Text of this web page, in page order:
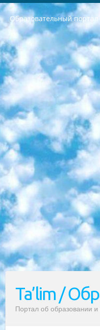
Образовательный портал
РЕСПУБЛИКА УЗБЕКИСТАН МИНИСТРЕРСТВО ДОШКОЛЬНОГО И ШКОЛЬНОГО ОБРАЗОВАНИЯ КОМАНДА в общеобразовательных учреждениях в 2023-2024 учебном году организация и проведение итоговой государственной аттестации обучающихся о Министра дошкольного и школьного образования Республики Узбекистан от 4 марта 2008 года (постановлением Минюста от 20 марта 2008 года № 1778 государственной регистрации) «Итоговое состояние учащихся общего среднего образования на основании положения об утверждении положения об аттестации общего среднего образования выпускной экзамен студентов в образовательных учреждениях в 2023-2024 учебном году В целях организации и прохождения аттестации приказываю: 1. Следующее: перечень предметов, по которым будет проводиться итоговая государственная аттестация и экзамен формы перевода согласно приложению 1; сертификаты международного образца, оценивающие уровень владения иностранными языками перечень согласно приложению 2; 2. Педагогический при специализированных образовательных учреждениях. научно-практический центр квалификации и международной оценки (Д.Давидова) 2024 г. До 25 марта: задания по предметам, по которым будет проводиться итоговая аттестация разработка и утверждение технических условий; итоговая аттестация на основании разработанного предметного задания разработка вопросов по предметам (устно и письменно), экзамен передача; общеобразовательные средние школы и специальные учебные заведения учащиеся выпускных классов школ и интернатов в агентской системе подготовка базы данных экзаменационных материалов и критериев оценки; перевод базы экзаменационных материалов на все языки обучения подать в Республиканский образовательный центр для изготовления; варианты экзаменов на основе разработанных контрольных материалов пусть будут поставлены задачи формирования. 3. Республиканский образовательный центр (Ш.Худайкулов) до 5 апреля 2024 года. до: база данных предоставленных экзаменационных материалов на все языки обучения перевод и экспертиза; для слепых, слабовидящих, глухих, слабослышащих и умственно отсталых детей учащиеся выпускных классов специализированных школ и школ-интернатов база данных экзаменационных материалов на всех преподаваемых языках подготовка критериев оценки; специализированные школы для умственно отсталых детей и технологии для учащихся выпускных классов школ-интернатов разработка соответствующих рекомендаций и критериев проведения ЕГЭ по естествознанию давать задания. 4. Педагогический при специализированных образовательных учреждениях. Научно-практический центр навыков и международной оценки (Д.Давидова), Республика образовательный центр (Худайкулов Ш.) итоговый государственный аттестационный экзамен ориентирован на творческое и логическое мышление при подготовке базы материалов учитывать введение заданий. 5. Следует отметить, что: сертификат государственного образца о знании общеобразовательного предмета и как минимум национальный уровень B1 по предметам на иностранных языках, указанным в Приложении 2. или международно признанный сертификат эквивалентного уровня студенты, изучающие определенный предмет, освобождаются от экзамена; по соответствующим предметам запланирована итоговая государственная аттестация за день до дня, путем жеребьевки Рабочей группой (в письменной форме по предметам, проводимым в форме) из числа сформированных вариантов выбрано 2 варианта; 2 выбранных варианта экзамена анонсированы на официальном сайте министерства и все выпускники по всей стране на основе этих вариантов проводит итоговую государственную аттестацию. 6. Государственное образование учащихся средних общеобразовательных учреждений. знания в соответствии с квалификационными требованиями, которые необходимо приобрести на основании стандартов итоговый (выпускной) контроль для 9 и 11 классов в целях тестирования Экзамены (далее – экзамены) состоят из предметов, перечисленных в приложении 1. будет сделано. 7. Экзамены пройдут с 26 мая по 15 июня 2024 г. (кроме науки физического воспитания). 8. Физическая для учащихся 9 классов общесредних образовательных учреждений. Экзамены по предмету «Образование, квалификация медицина» 1-6 мая 2024 года. сотрудники перевести под присмотр (с отклонениями в физическом или умственном развитии) специализированная школа для детей, школы-интернаты и со сколиозом школы-интернаты санаторного типа для больных детей исключены). 9. Он был слепым, слабовидящим и имел нарушения опорно-двигательного аппарата. экзамены в специализированных школах и интернатах для детей должны проводиться исходя из требований, предъявляемых к общеобразовательным учреждениям (физкультура кроме науки). 10. Специализированная школа для глухих и слабослышащих детей. и экзамены в интернатах и быть реализован в виде письменного теста по математике. 11. Специальность для умственно отсталых детей. Для 9 класса Родной язык и литературное письмо Государственный язык (язык обучения – узбекский). для неклассов) написано Математическое письмо Письменная/устная история Узбекистана Физическое воспитание практично Итоговый контроль Для 11 класса Написание родного языка и литературы (эссе) Математическое письмо Узбекский язык (обучение на узбекском языке) не посещающее общее среднее образование для учреждений)/Образовательное учреждение выбор письменный и устный
Ta’lim /
Портал об образовании и